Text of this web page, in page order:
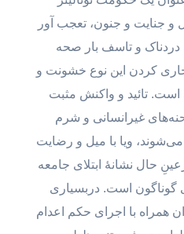
و جنایت و جنون، تعجب آور
دردناک و تاسف بار صحه
کردن این نوع خشونت و
است. تائید و واکنش مثبت
غیرانسانی و شرم
ویا با میل و رضایت
حال نشانهٔ ابتلای جامعه
گوناگون است. دربسیاری
همراه با اجرای حکم اعدام